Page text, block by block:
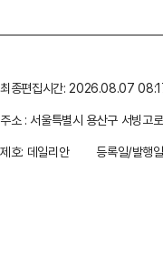
최종편집시간: 2026.08.07
주소 : 서울특별시 용산구 서빙고
제호: 데일리안
등록일/발행